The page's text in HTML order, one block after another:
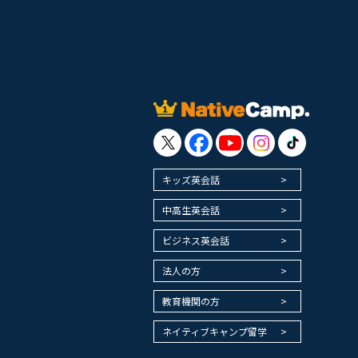
キッズ英会話
中高生英会話
ビジネス英会話
法人の方
教育機関の方
ネイティブキャンプ留学